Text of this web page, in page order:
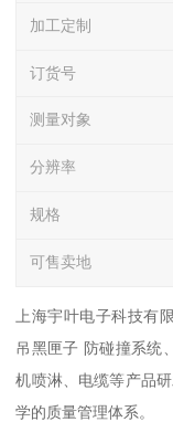
加工定制
订货号
测量对象
分辨率
规格
可售卖地
上海宇叶电子科技有
吊黑匣子 防碰撞系统
机喷淋、电缆等产品
学的质量管理体系。